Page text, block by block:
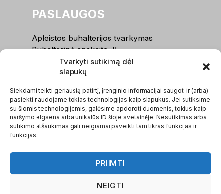
Tvarkyti sutikimą dėl
slapukų
Siekdami teikti geriausią patirtį, įrenginio informacijai saugoti ir (arba)
pasiekti naudojame tokias technologijas kaip slapukus. Jei sutiksime
su šiomis technologijomis, galėsime apdoroti duomenis, tokius kaip
naršymo elgsena arba unikalūs ID šioje svetainėje. Nesutikimas arba
sutikimo atšaukimas gali neigiamai paveikti tam tikras funkcijas ir
funkcijas.
PRIIMTI
NEIGTI
PASLAUGOS
Apleistos buhalterijos tvarkymas
Buhalterinė apskaita, IĮ
Buhalterinė apskaita, MB
Buhalterinė apskaita, UAB / VšĮ
Kitos paslaugos
MENIU
Mūsų komanda
Skaičiuoklės